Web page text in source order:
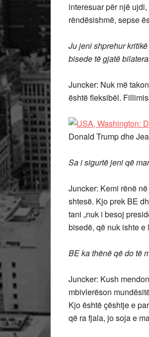
interesuar për një
rëndësishmë, sepse
Ju jeni shprehur
bisede të gjatë
Juncker: Nuk më
është fleksibël.
Donald Trump dhe
Sa i sigurtë jeni që
Juncker: Kemi rënë
shtesë. Kjo prek BE
tani „nuk i besoj
bisedë, që nuk ishte e
BE ka thënë që do të
Juncker: Kush
mbivlerëson
Kjo është çështje e
që ra fjala, jo soja e